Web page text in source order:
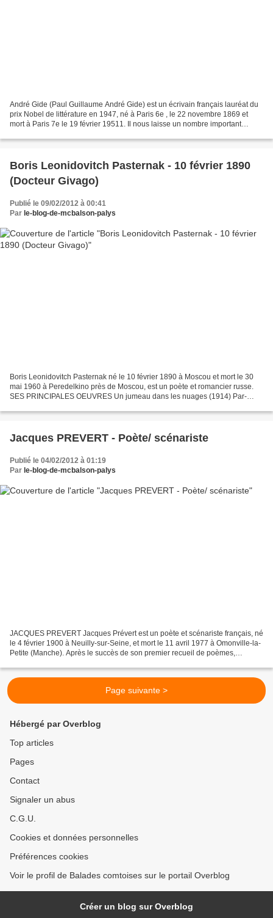
André Gide (Paul Guillaume André Gide) est un écrivain français lauréat du
prix Nobel de littérature en 1947, né à Paris 6e , le 22 novembre 1869 et
mort à Paris 7e le 19 février 19511. Il nous laisse un nombre important
Boris Leonidovitch Pasternak - 10 février 1890
(Docteur Givago)
Publié le 09/02/2012 à 00:41
Par le-blog-de-mcbalson-palys
Boris Leonidovitch Pasternak né le 10 février 1890 à Moscou et mort le 30
mai 1960 à Peredelkino près de Moscou, est un poète et romancier russe.
SES PRINCIPALES OEUVRES Un jumeau dans les nuages (1914) Par-
Jacques PREVERT - Poète/ scénariste
Publié le 04/02/2012 à 01:19
Par le-blog-de-mcbalson-palys
JACQUES PREVERT Jacques Prévert est un poète et scénariste français, né
le 4 février 1900 à Neuilly-sur-Seine, et mort le 11 avril 1977 à Omonville-la-
Petite (Manche). Après le succès de son premier recueil de poèmes,
Page suivante >
Hébergé par Overblog
Top articles
Pages
Contact
Signaler un abus
C.G.U.
Cookies et données personnelles
Préférences cookies
Voir le profil de Balades comtoises sur le portail Overblog
Créer un blog sur Overblog